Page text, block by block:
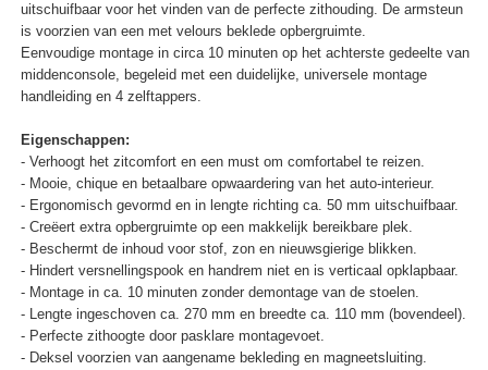
uitschuifbaar voor het vinden van de perfecte zithouding. De armsteun
is voorzien van een met velours beklede opbergruimte.
Eenvoudige montage in circa 10 minuten op het achterste gedeelte van
middenconsole, begeleid met een duidelijke, universele montage
handleiding en 4 zelftappers.
Eigenschappen:
- Verhoogt het zitcomfort en een must om comfortabel te reizen.
- Mooie, chique en betaalbare opwaardering van het auto-interieur.
- Ergonomisch gevormd en in lengte richting ca. 50 mm uitschuifbaar.
- Creëert extra opbergruimte op een makkelijk bereikbare plek.
- Beschermt de inhoud voor stof, zon en nieuwsgierige blikken.
- Hindert versnellingspook en handrem niet en is verticaal opklapbaar.
- Montage in ca. 10 minuten zonder demontage van de stoelen.
- Lengte ingeschoven ca. 270 mm en breedte ca. 110 mm (bovendeel).
- Perfecte zithoogte door pasklare montagevoet.
- Deksel voorzien van aangename bekleding en magneetsluiting.